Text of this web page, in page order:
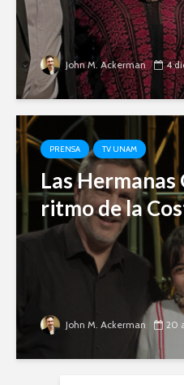
John M. Ackerman 4
PRENSA TV UNAM
Las Hermanas
ritmo de la
John M. Ackerman 20